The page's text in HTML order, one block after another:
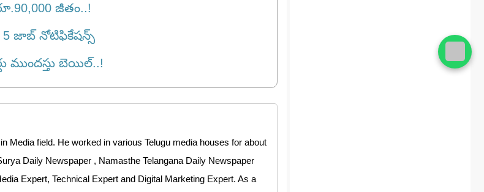
జీతం..!
5 జాబ్ నోటిఫికేష‌న్స్‌
ముంద‌స్తు బెయిల్‌..!
Media field. He worked in various Telugu media houses for about
Daily Newspaper , Namasthe Telangana Daily Newspaper
Expert, Technical Expert and Digital Marketing Expert. As a